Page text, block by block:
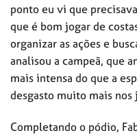
ponto eu vi que
que é bom jogar de
organizar as ações e
analisou a campeã, que
mais intensa do que a
desgasto muito mais
Completando o pódio,